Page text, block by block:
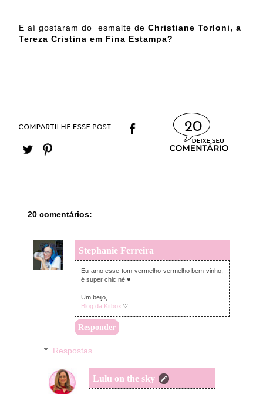
E aí gostaram do esmalte de Christiane Torloni, a
Tereza Cristina em Fina Estampa?
20
20 comentários:
Stephanie Ferreira
quinta-feira, julho 23, 2020
Eu amo esse tom vermelho vermelho bem vinho,
é super chic né ♥
Um beijo,
Blog da Kitbox ♡
Responder
Respostas
Lulu on the sky
quinta-feira, julho 23, 2020